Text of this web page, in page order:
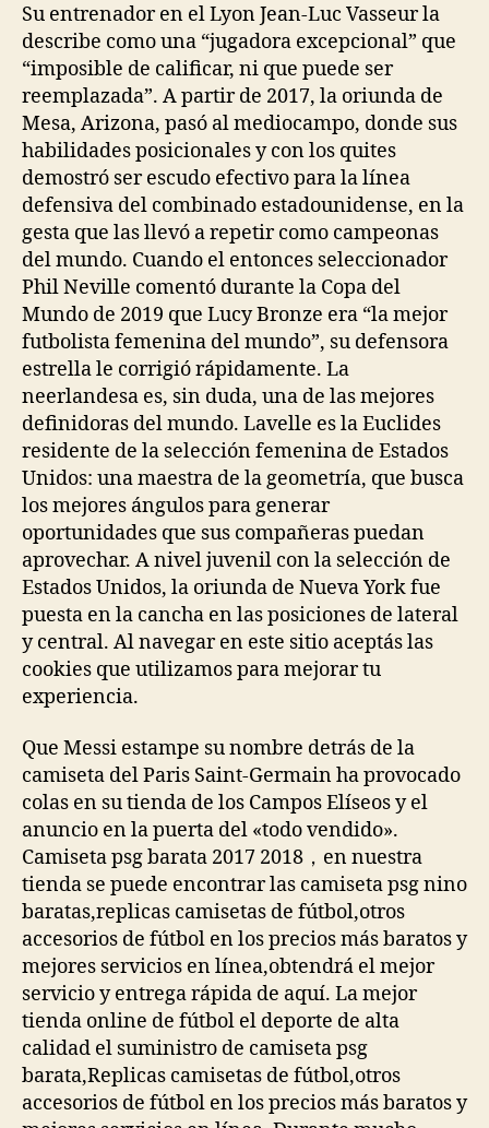
Su entrenador en el Lyon Jean-Luc Vasseur la
describe como una “jugadora excepcional” que
“imposible de calificar, ni que puede ser
reemplazada”. A partir de 2017, la oriunda de
Mesa, Arizona, pasó al mediocampo, donde sus
habilidades posicionales y con los quites
demostró ser escudo efectivo para la línea
defensiva del combinado estadounidense, en la
gesta que las llevó a repetir como campeonas
del mundo. Cuando el entonces seleccionador
Phil Neville comentó durante la Copa del
Mundo de 2019 que Lucy Bronze era “la mejor
futbolista femenina del mundo”, su defensora
estrella le corrigió rápidamente. La
neerlandesa es, sin duda, una de las mejores
definidoras del mundo. Lavelle es la Euclides
residente de la selección femenina de Estados
Unidos: una maestra de la geometría, que busca
los mejores ángulos para generar
oportunidades que sus compañeras puedan
aprovechar. A nivel juvenil con la selección de
Estados Unidos, la oriunda de Nueva York fue
puesta en la cancha en las posiciones de lateral
y central. Al navegar en este sitio aceptás las
cookies que utilizamos para mejorar tu
experiencia.
Que Messi estampe su nombre detrás de la
camiseta del Paris Saint-Germain ha provocado
colas en su tienda de los Campos Elíseos y el
anuncio en la puerta del «todo vendido».
Camiseta psg barata 2017 2018，en nuestra
tienda se puede encontrar las camiseta psg nino
baratas,replicas camisetas de fútbol,otros
accesorios de fútbol en los precios más baratos y
mejores servicios en línea,obtendrá el mejor
servicio y entrega rápida de aquí. La mejor
tienda online de fútbol el deporte de alta
calidad el suministro de camiseta psg
barata,Replicas camisetas de fútbol,otros
accesorios de fútbol en los precios más baratos y